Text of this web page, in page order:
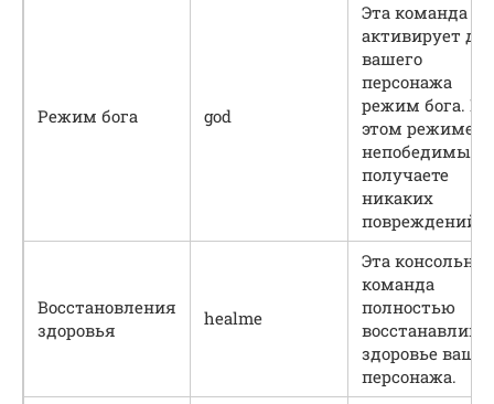
Режим бога god
Эта команда
активирует
вашего
персонажа
режим бога. В
этом режиме
непобедимы и
получаете
никаких
повреждений.
Восстановления
здоровья
healme
Эта консольная
команда
полностью
здоровье
персонажа.